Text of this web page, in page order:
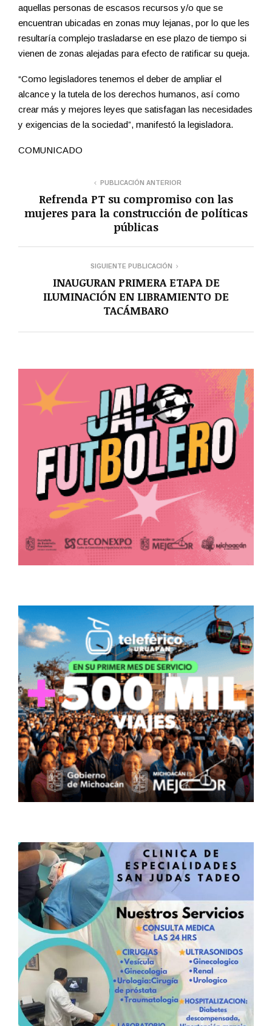
aquellas personas de escasos recursos y/o que se
encuentran ubicadas en zonas muy lejanas, por lo que les
resultaría complejo trasladarse en ese plazo de tiempo si
vienen de zonas alejadas para efecto de ratificar su queja.
“Como legisladores tenemos el deber de ampliar el
alcance y la tutela de los derechos humanos, así como
crear más y mejores leyes que satisfagan las necesidades
y exigencias de la sociedad”, manifestó la legisladora.
COMUNICADO
PUBLICACIÓN ANTERIOR
Refrenda PT su compromiso con las
mujeres para la construcción de políticas
públicas
SIGUIENTE PUBLICACIÓN
INAUGURAN PRIMERA ETAPA DE
ILUMINACIÓN EN LIBRAMIENTO DE
TACÁMBARO